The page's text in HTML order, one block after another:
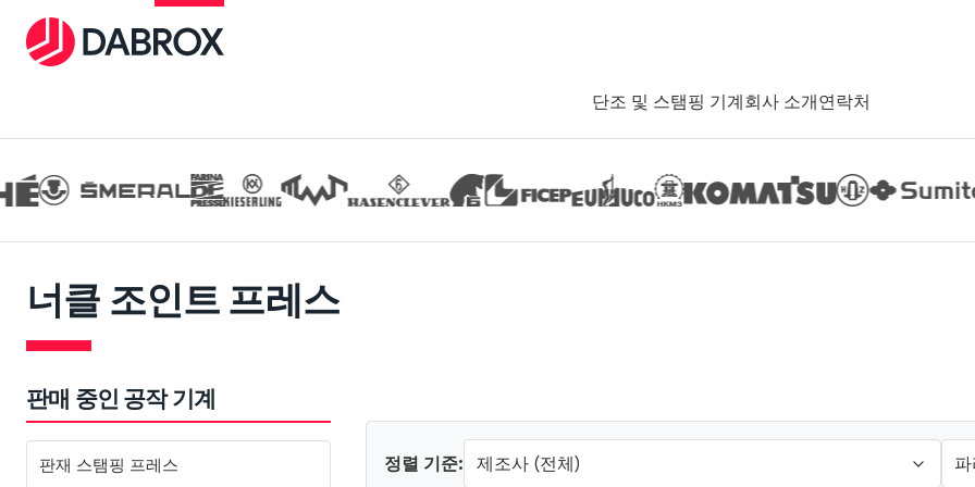
단조 및 스탬핑 기계 회사 소개 연락처
너클 조인트 프레스
판매 중인 공작 기계
판재 스탬핑 프레스 정렬 기준: